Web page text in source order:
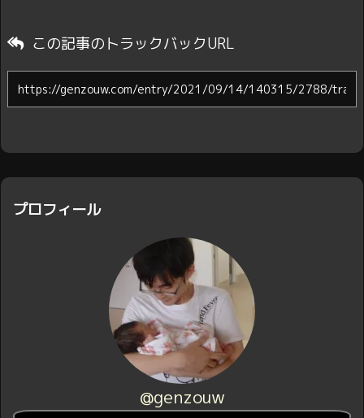
この記事のトラックバックURL
プロフィール
@genzouw